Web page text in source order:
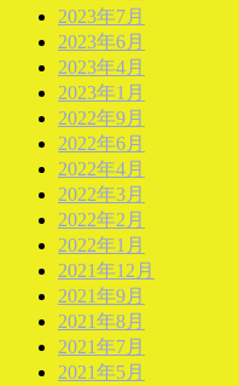
2023年7月
2023年6月
2023年4月
2023年1月
2022年9月
2022年6月
2022年4月
2022年3月
2022年2月
2022年1月
2021年12月
2021年9月
2021年8月
2021年7月
2021年5月